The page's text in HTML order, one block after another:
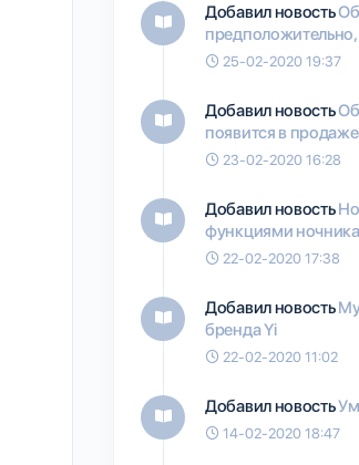
Добавил новость
25-02-2020 19:37
Добавил новость
появится в продаже
23-02-2020 16:28
Добавил новость
функциями
22-02-2020 17:38
Добавил новость
бренда Yi
22-02-2020 11:02
Добавил новость
14-02-2020 18:47